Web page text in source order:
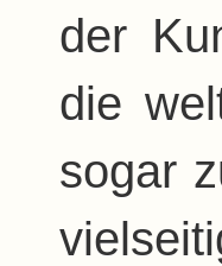
der
die
sogar